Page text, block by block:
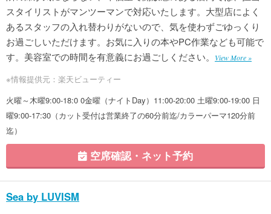
スタイリストがマンツーマンで対応いたします。大型店によく
あるスタッフの入れ替わりがないので、気を使わずごゆっくり
お過ごしいただけます。お気に入りの本やPC作業なども可能で
す。美容室での時間を有意義にお過ごしください。
View More »
※情報提供元：楽天ビューティー
火曜～木曜9:00-18:0 0金曜（ナイトDay）11:00-20:00 土曜9:00-19:00 日
曜9:00-17:30（カット受付は営業終了の60分前迄/カラーパーマ120分前
迄）
空席確認・ネット予約
Sea by LUVISM